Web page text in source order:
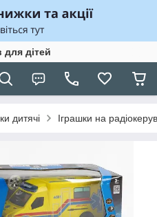
для дітей
дитячі Іграшки на